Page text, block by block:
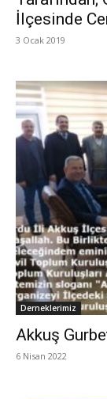
İlçesinde
3 Ocak 2019
Derneklerimiz
Akkuş
6 Nisan 2022